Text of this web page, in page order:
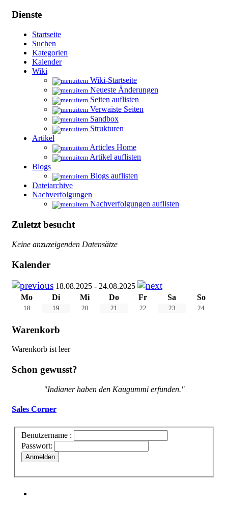
Dienste
Startseite
Suchen
Kategorien
Kalender
Wiki
Wiki-Startseite
Neueste Änderungen
Seiten auflisten
Verwaiste Seiten
Sandbox
Strukturen
Artikel
Articles Home
Artikel auflisten
Blogs
Blogs auflisten
Dateiarchive
Nachverfolgungen
Nachverfolgungen auflisten
Zuletzt besucht
Keine anzuzeigenden Datensätze
Kalender
18.08.2025 - 24.08.2025
Mo
Di Mi Do Fr Sa So
18 19 20 21 22 23 24
Warenkorb
Warenkorb ist leer
Schon gewusst?
"Indianer haben den Kaugummi erfunden."
Sales Corner
Benutzername :
Passwort:
Anmelden